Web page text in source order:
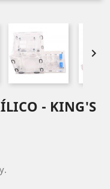

- KING'S